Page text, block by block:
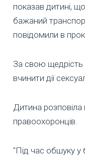
показав дитині,
бажаний
повідомили в
За свою щедрість
вчинити дії
Дитина розповіла
правоохоронців.
"Під час обшуку у